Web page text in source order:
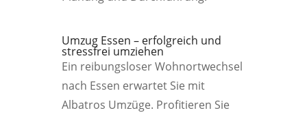
Umzug Essen – erfolgreich und
stressfrei umziehen
Ein reibungsloser Wohnortwechsel
nach Essen erwartet Sie mit
Albatros Umzüge. Profitieren Sie